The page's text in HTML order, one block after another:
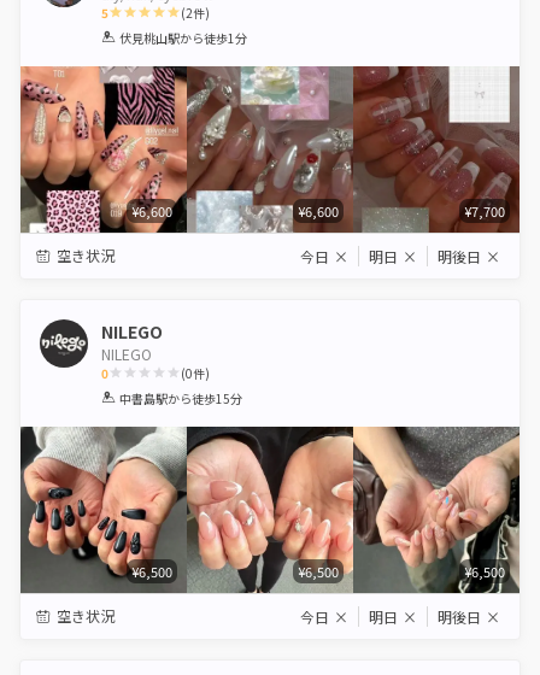
5
1 2 3 4 5
(2件)
伏見桃山駅から徒歩1分
¥6,600 ¥6,600 ¥7,700
空き状況 今日 × 明日 × 明後日 ×
NILEGO
NILEGO
0
1 2 3 4 5
(0件)
中書島駅から徒歩15分
¥6,500 ¥6,500 ¥6,500
空き状況 今日 × 明日 × 明後日 ×